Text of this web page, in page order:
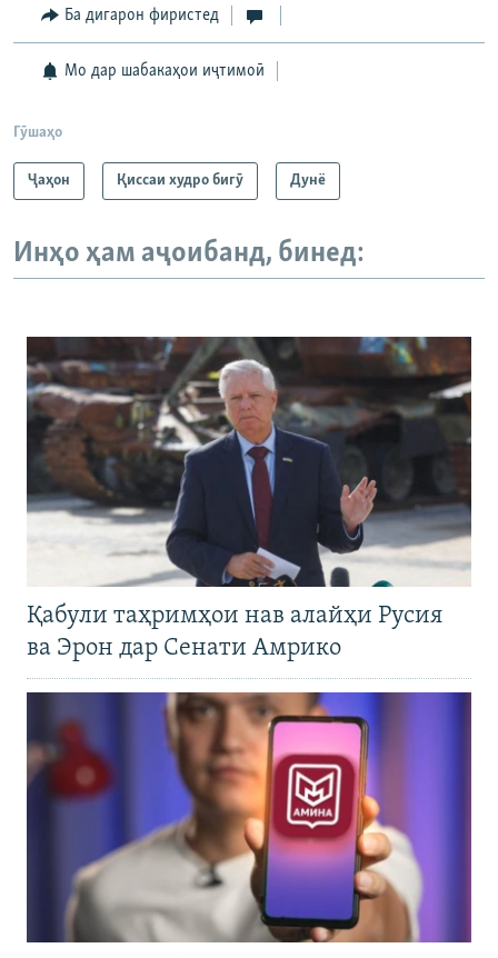
Ба дигарон фиристед
Мо дар шабакаҳои иҷтимоӣ
Гӯшаҳо
Ҷаҳон Қиссаи худро бигӯ Дунё
Инҳо ҳам аҷоибанд, бинед:
Қабули таҳримҳои нав алайҳи Русия
ва Эрон дар Сенати Амрико